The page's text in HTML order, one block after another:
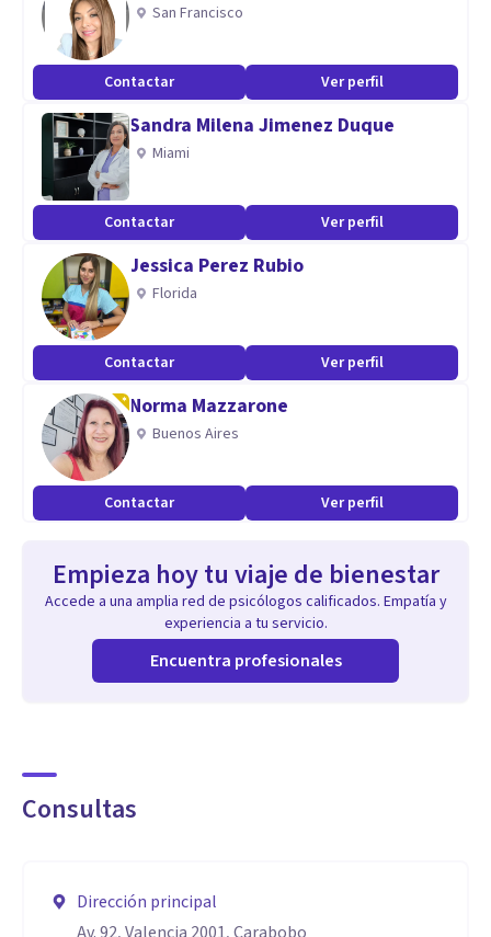
Especialidad
Psicoterapeuta Gestalt, Facilitadora Sistémica, Lic. en
Gerencia con Maestría en Psicología. Enfoque holístico con
elementos de Psicología positiva y mindfulness.
Aptitudes
Te acompaño desde la empatia, rapport, confidencialidad y
el no juicio, fomentando tu expresión y haciendo énfasis en
el amor propio para crear la mejor vesión de ti mism@.
San Francisco
Contactar Ver perfil
Sandra Milena Jimenez Duque
Miami
Contactar Ver perfil
Jessica Perez Rubio
Florida
Contactar Ver perfil
Norma Mazzarone
Buenos Aires
Contactar Ver perfil
Empieza hoy tu viaje de bienestar
Accede a una amplia red de psicólogos calificados. Empatía y
experiencia a tu servicio.
Encuentra profesionales
Consultas
Dirección principal